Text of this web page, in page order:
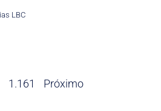
LBC
1.161 Próximo